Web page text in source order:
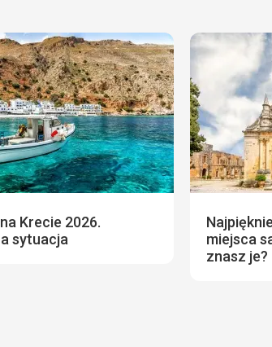
Krecie 2026.
sytuacja
miejsca
znasz je?